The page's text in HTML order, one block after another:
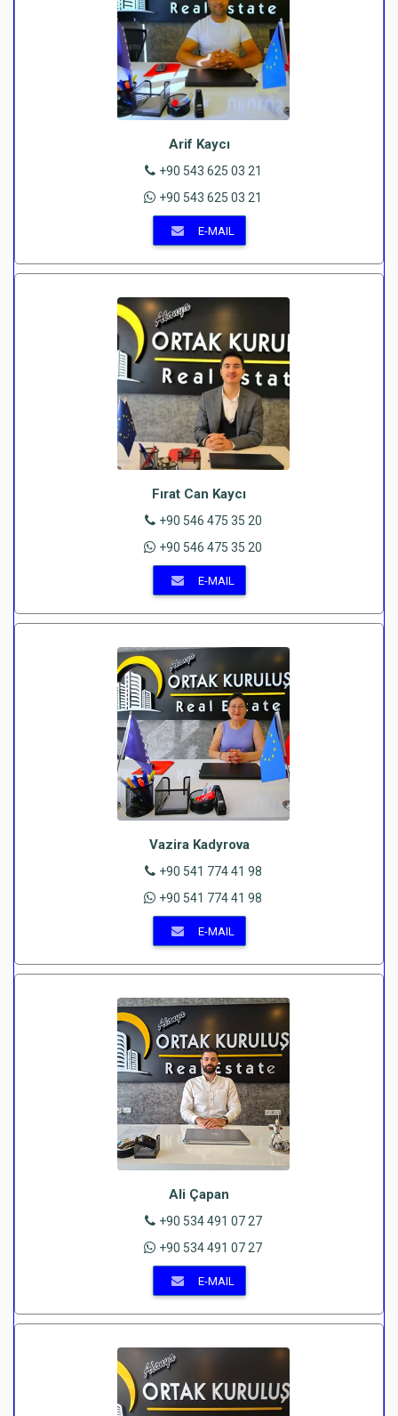
Arif Kaycı
+90 543 625 03 21
+90 543 625 03 21
E-MAIL
Fırat Can Kaycı
+90 546 475 35 20
+90 546 475 35 20
E-MAIL
Vazira Kadyrova
+90 541 774 41 98
+90 541 774 41 98
E-MAIL
Ali Çapan
+90 534 491 07 27
+90 534 491 07 27
E-MAIL